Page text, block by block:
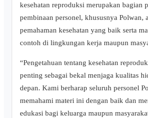
kesehatan reproduksi merupakan bagian
pembinaan personel, khususnya Polwan,
pemahaman kesehatan yang baik serta
contoh di lingkungan kerja maupun
“Pengetahuan tentang kesehatan
penting sebagai bekal menjaga kualitas
depan. Kami berharap seluruh personel
memahami materi ini dengan baik dan
edukasi bagi keluarga maupun